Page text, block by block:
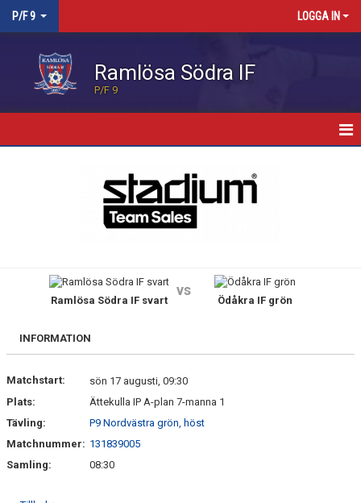
P/F 9 LOGGA IN
Ramlösa Södra IF
P/F 9
TRUPPEN
BILDGALLERI
KONTAKT
Ramlösa Södra IF svart
vs
Ödåkra IF grön
INFORMATION
Matchstart:
sön 17 augusti, 09:30
Plats:
Ättekulla IP A-plan 7-manna 1
Tävling:
P9 Nordvästra grön, höst
Matchnummer: 131839005
Samling:
08:30